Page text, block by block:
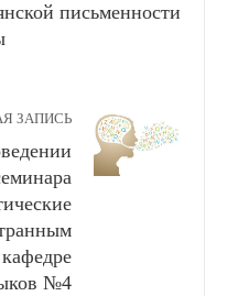
письменности
ЗАПИСЬ
№4